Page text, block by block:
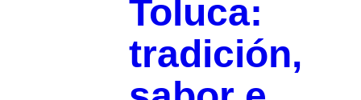
Toluca:
tradición,